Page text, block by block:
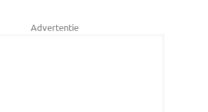
Advertentie